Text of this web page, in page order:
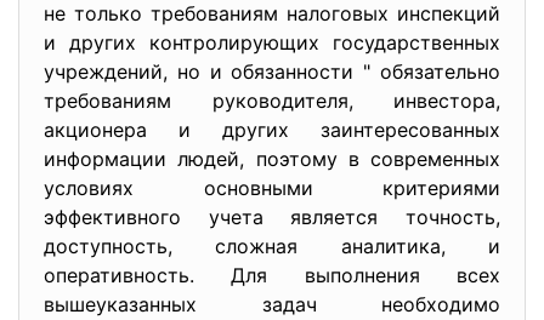
не только требованиям налоговых инспекций
и других контролирующих государственных
учреждений, но и обязанности " обязательно
требованиям руководителя, инвестора,
акционера и других заинтересованных
информации людей, поэтому в современных
условиях основными критериями
эффективного учета является точность,
доступность, сложная аналитика, и
оперативность. Для выполнения всех
вышеуказанных задач необходимо